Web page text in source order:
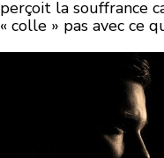
perçoit la souffrance
« colle » pas avec ce